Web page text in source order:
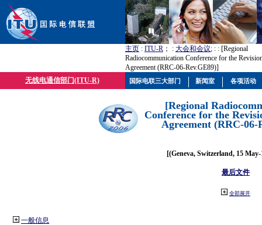
主页 : ITU-R ； : 大会和会议; : : [Regional
Radiocommunication Conference for the
Agreement (RRC-06-Rev.GE89)]
无线电通信部门(ITU-R)
[Regional
Conference for the
Agreement (RRC-06-
[(Geneva, Switzerland, 15
最后文件
全部展开
一般信息
国际电联三大部门 新闻室 各项活动